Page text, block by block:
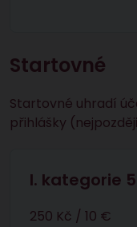
Startovné
Startovné uhradí
přihlášky
I. kategorie
250 Kč / 10 €